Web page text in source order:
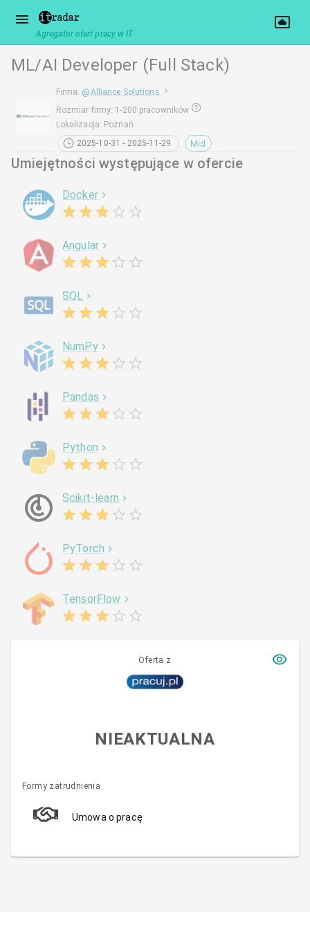
Agregator ofert pracy w IT
ML/AI Developer (Full Stack)
Firma: @Alliance Solutions
Rozmiar firmy: 1-200 pracowników
Lokalizacja: Poznań
2025-10-31 - 2025-11-29
Mid
Umiejętności występujące w ofercie
Docker
Angular
SQL
NumPy
Pandas
Python
Scikit-learn
PyTorch
TensorFlow
Oferta z
NIEAKTUALNA
Formy zatrudnienia
Umowa o pracę